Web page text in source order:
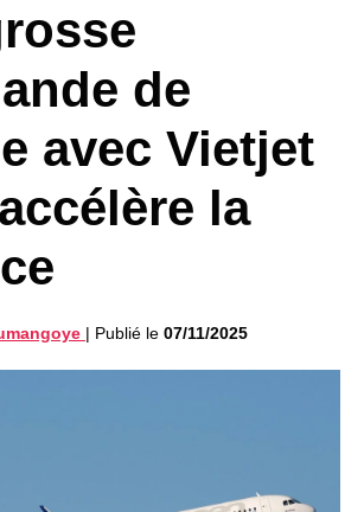
de
avec Vietjet
la
| Publié le 07/11/2025